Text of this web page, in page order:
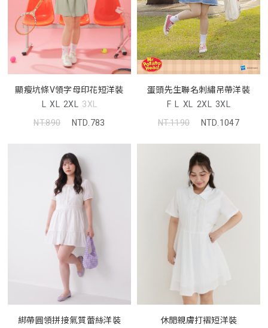
顯瘦坑條V領字母印花短洋裝
L XL 2XL 3XL
NT.890
NTD.783
蛋頭先生聯名刺繡吊帶洋裝
F L XL 2XL 3XL
NT.1190
NTD.1047
綁帶圓領拼接氣質蕾絲洋裝
休閒親膚打褶短洋裝